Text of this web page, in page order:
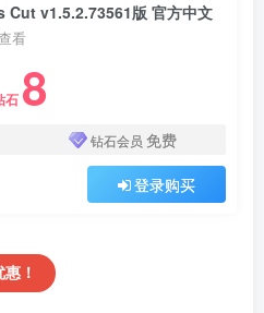
v1.5.2.73561版 官方中文
看
石 8
钻石会员 免费
登录购买
！